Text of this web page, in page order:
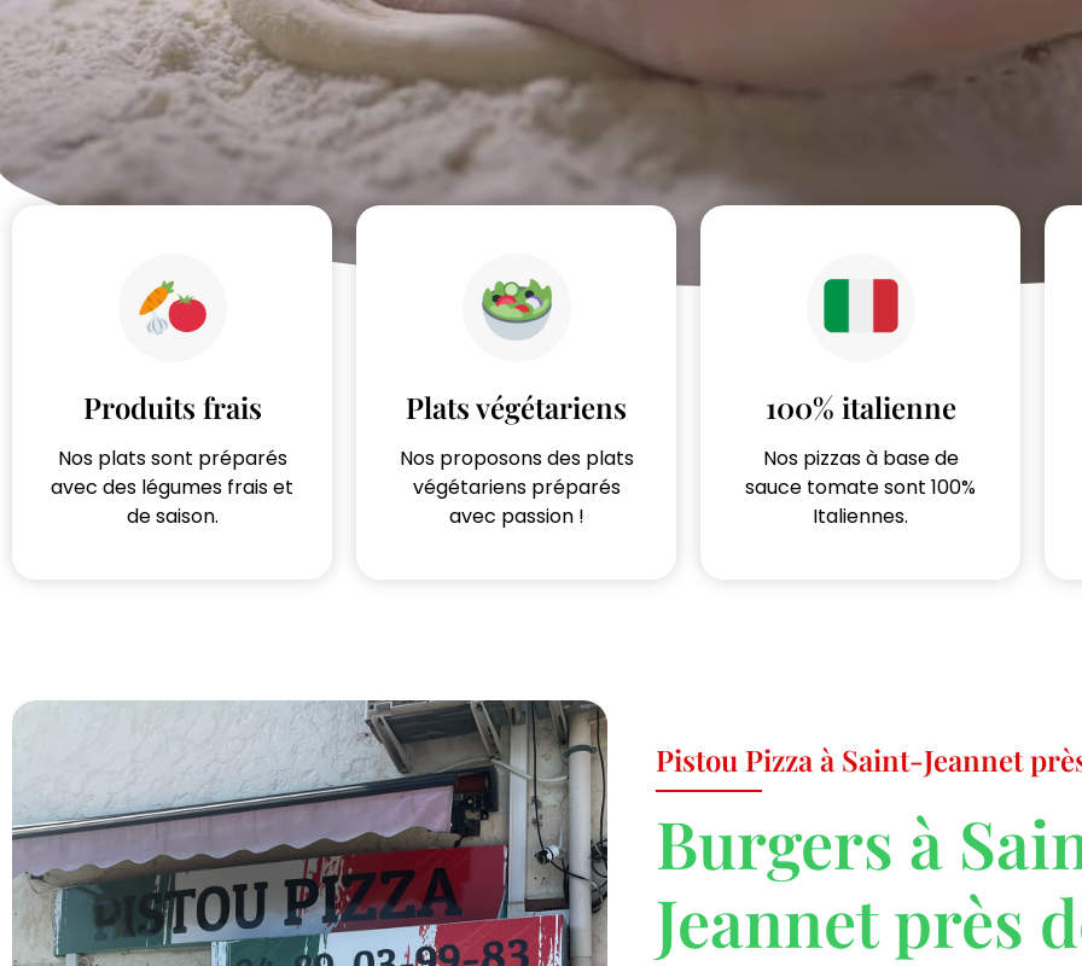
Produits frais
Nos plats sont préparés
avec des légumes frais et
de saison.
Plats végétariens
Nos proposons des plats
végétariens préparés
avec passion !
100% italienne
Nos pizzas à base de
sauce tomate sont 100%
Italiennes.
Pistou Pizza à Saint-Jeannet
Burgers à
Jeannet près